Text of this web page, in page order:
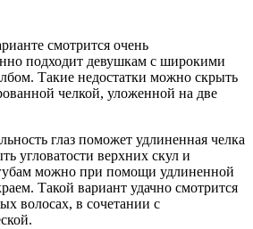
смотрится очень
подходит девушкам с широкими
Такие недостатки можно скрыть
челкой, уложенной на две
глаз поможет удлиненная челка
угловатости верхних скул и
можно при помощи удлиненной
Такой вариант удачно смотрится
волосах, в сочетании с